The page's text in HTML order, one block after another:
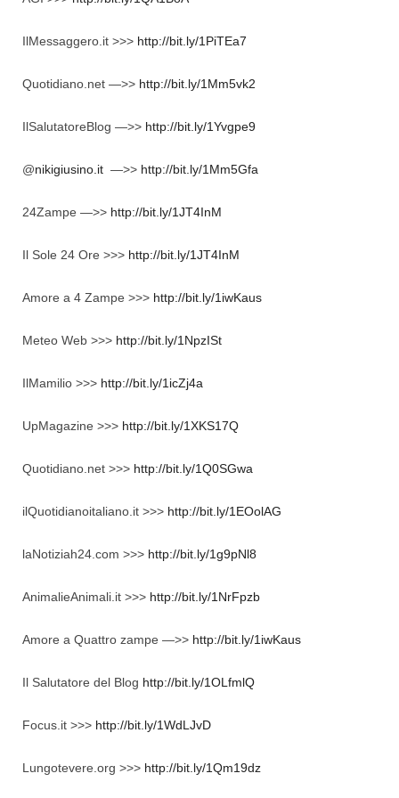
IlMessaggero.it >>> http://bit.ly/1PiTEa7
Quotidiano.net —>> http://bit.ly/1Mm5vk2
IlSalutatoreBlog —>> http://bit.ly/1Yvgpe9
@nikigiusino.it —>> http://bit.ly/1Mm5Gfa
24Zampe —>> http://bit.ly/1JT4InM
Il Sole 24 Ore >>> http://bit.ly/1JT4InM
Amore a 4 Zampe >>> http://bit.ly/1iwKaus
Meteo Web >>> http://bit.ly/1NpzISt
IlMamilio >>> http://bit.ly/1icZj4a
UpMagazine >>> http://bit.ly/1XKS17Q
Quotidiano.net >>> http://bit.ly/1Q0SGwa
ilQuotidianoitaliano.it >>> http://bit.ly/1EOolAG
laNotiziah24.com >>> http://bit.ly/1g9pNl8
AnimalieAnimali.it >>> http://bit.ly/1NrFpzb
Amore a Quattro zampe —>> http://bit.ly/1iwKaus
Il Salutatore del Blog http://bit.ly/1OLfmlQ
Focus.it >>> http://bit.ly/1WdLJvD
Lungotevere.org >>> http://bit.ly/1Qm19dz